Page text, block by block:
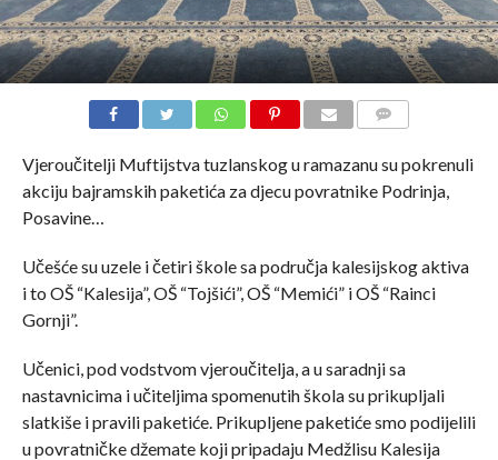
Vjeroučitelji Muftijstva tuzlanskog u ramazanu su pokrenuli
akciju bajramskih paketića za djecu povratnike Podrinja,
Posavine…
Učešće su uzele i četiri škole sa područja kalesijskog aktiva
i to OŠ “Kalesija”, OŠ “Tojšići”, OŠ “Memići” i OŠ “Rainci
Gornji”.
Učenici, pod vodstvom vjeroučitelja, a u saradnji sa
nastavnicima i učiteljima spomenutih škola su prikupljali
slatkiše i pravili paketiće. Prikupljene paketiće smo podijelili
u povratničke džemate koji pripadaju Medžlisu Kalesija